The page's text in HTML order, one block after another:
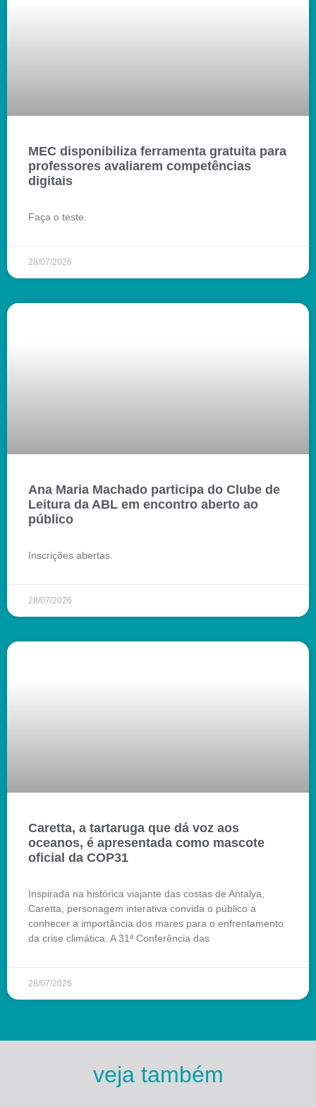
MEC disponibiliza ferramenta gratuita para
professores avaliarem competências
digitais
Faça o teste.
28/07/2026
Ana Maria Machado participa do Clube de
Leitura da ABL em encontro aberto ao
público
Inscrições abertas.
28/07/2026
Caretta, a tartaruga que dá voz aos
oceanos, é apresentada como mascote
oficial da COP31
Inspirada na histórica viajante das costas de Antalya,
Caretta, personagem interativa convida o público a
conhecer a importância dos mares para o enfrentamento
da crise climática. A 31ª Conferência das
28/07/2026
veja também